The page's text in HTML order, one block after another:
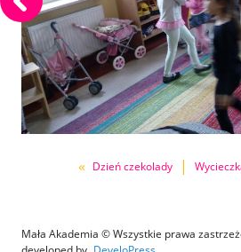
« Dzień czekolady |
Mała Akademia © Wszystkie prawa